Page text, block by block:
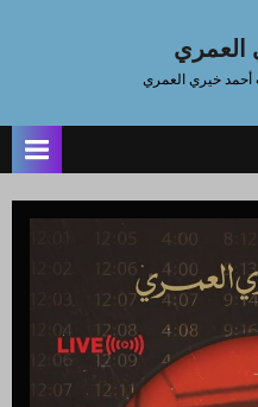
العمري
أحمد خيري العمري